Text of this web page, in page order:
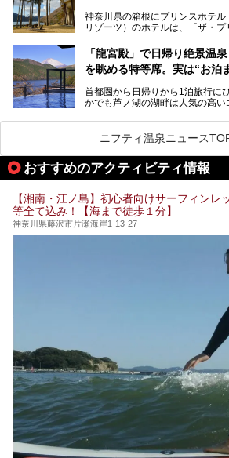
神奈川県には、サウナや岩盤浴
など、“非日常”を味わえるスーパ
う」という人も多いはず。
そこで今回は、神奈川県内の人気
業」「駅近」など、目的別に厳
今の気分にぴったりの施設を見
神奈川県の箱根にプリンスホテ
リゾーツ）のホテルは、「ザ・プ
「箱根仙石原プリンスホテル」
「ザ・プリンス 箱根芦ノ湖」は
プ（旗艦）に位置づけられる特
昭和の日本を代表する建築家の一
に建てた桃源郷のようなホテル
提供元：株式会社西武・プリン
【PR】
この記事はザ・プリンス 箱根芦
「龍宮殿」で日帰り絶景温
を眺める特等席。実は“お泊
首都圏から日帰りから1泊旅行に
かでも芦ノ湖の湖畔は人気の高い
が楽しめるまさに眺望自慢の日
そしてここは全24室の「箱根 芦
して宿泊もできます。宿泊者は
加えて、朝6時からの宿泊者専用
のお風呂が利用できます。
今回は日帰り温泉としての「絶
（以下、龍宮殿本館）」と、旅館
蛸川温泉 龍宮殿（以下、龍宮殿
りお伝えします！
ここは箱根神社、九頭龍神社、
4つの神社に囲まれたパワースポ
提供元：株式会社西武・プリンス
この記事は箱根 芦ノ湖畔蛸川温
ニフティ温泉ニュース
おすすめのアクティビティ情報
【湘南・江ノ島】初心者向けサーフィンレ
等全て込み！【海まで徒歩１分】
神奈川県藤沢市片瀬海岸1-13-27